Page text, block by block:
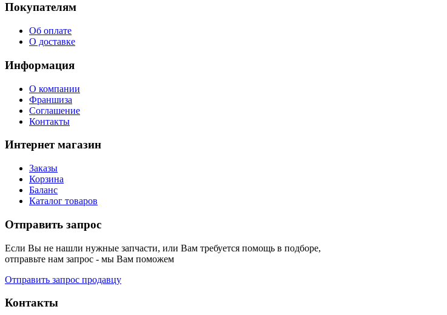
Покупателям
Об оплате
О доставке
Информация
О компании
Франшиза
Соглашение
Контакты
Интернет магазин
Заказы
Корзина
Баланс
Каталог товаров
Отправить запрос
Если Вы не нашли нужные запчасти, или Вам требуется помощь в подборе,
отправьте нам запрос - мы Вам поможем
Отправить запрос продавцу
Контакты